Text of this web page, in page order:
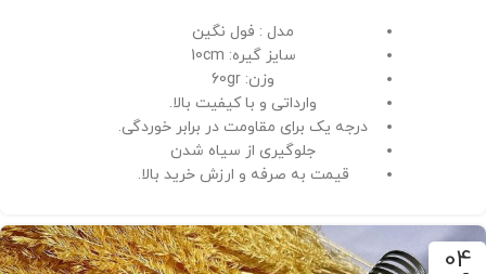
مدل : فول نگین
سایز گیره: 10cm
وزن: 60gr
وارداتی و با کیفیت بالا.
درجه یک برای مقاومت در برابر خوردگی.
جلوگیری از سیاه شدن
قیمت به صرفه و ارزش خرید بالا.
04